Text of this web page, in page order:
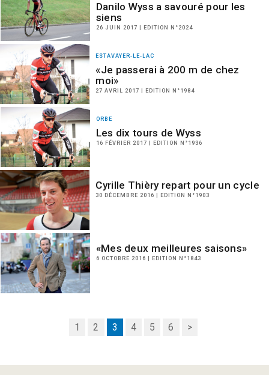
Danilo Wyss a savouré pour les
siens
26 JUIN 2017 | EDITION N°2024
ESTAVAYER-LE-LAC
«Je passerai à 200 m de chez
moi»
27 AVRIL 2017 | EDITION N°1984
ORBE
Les dix tours de Wyss
16 FÉVRIER 2017 | EDITION N°1936
Cyrille Thièry repart pour un cycle
30 DÉCEMBRE 2016 | EDITION N°1903
«Mes deux meilleures saisons»
6 OCTOBRE 2016 | EDITION N°1843
1 2 3 4 5 6 >